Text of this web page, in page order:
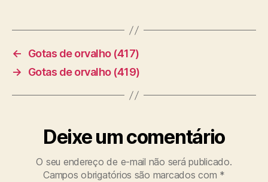
←
Gotas de orvalho (417)
→
Gotas de orvalho (419)
Deixe um comentário
O seu endereço de e-mail não será publicado.
Campos obrigatórios são marcados com *